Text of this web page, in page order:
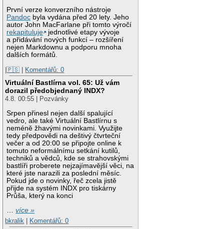
První verze konverzního nástroje
Pandoc byla vydána před 20 lety. Jeho
autor John MacFarlane při tomto výročí
rekapituluje
jednotlivé etapy vývoje
a přidávání nových funkcí – rozšíření
nejen Markdownu a podporu mnoha
dalších formátů.
|🇵🇸 | Komentářů: 0
Virtuální Bastlírna vol. 65: Už vám
dorazil předobjednaný INDX?
4.8. 00:55 | Pozvánky
Srpen přinesl nejen další spalující
vedro, ale také Virtuální Bastlírnu s
neméně žhavými novinkami. Využijte
tedy předpovědi na deštivý čtvrteční
večer a od 20:00 se připojte online k
tomuto neformálnímu setkání kutilů,
techniků a vědců, kde se strahovskými
bastlíři proberete nejzajímavější věci, na
které jste narazili za poslední měsíc.
Pokud jde o novinky, řeč zcela jistě
přijde na systém INDX pro tiskárny
Průša, který na konci
…více »
bkralik
Komentářů: 0